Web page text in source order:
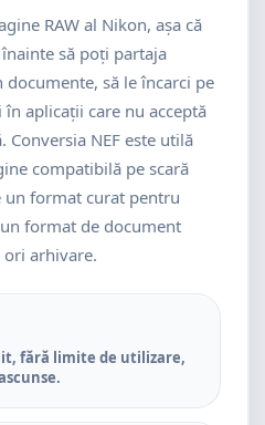
RAW al Nikon, așa că
să poți partaja
să le încarci pe
în aplicații care nu acceptă
Conversia NEF este utilă
compatibilă pe scară
un format curat pentru
format de document
arhivare.
fără limite de utilizare,